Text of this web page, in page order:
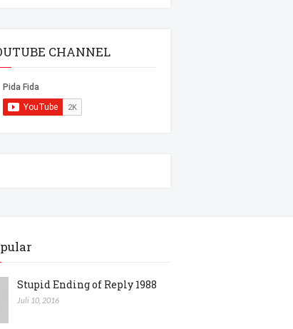
CHANNEL
Stupid Ending of Reply 1988
Juli 10, 2016